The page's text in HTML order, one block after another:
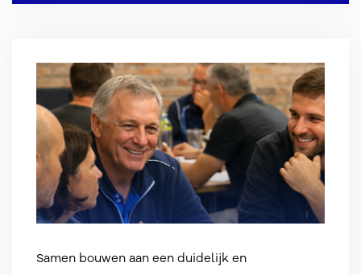
Samen bouwen aan een duidelijk en